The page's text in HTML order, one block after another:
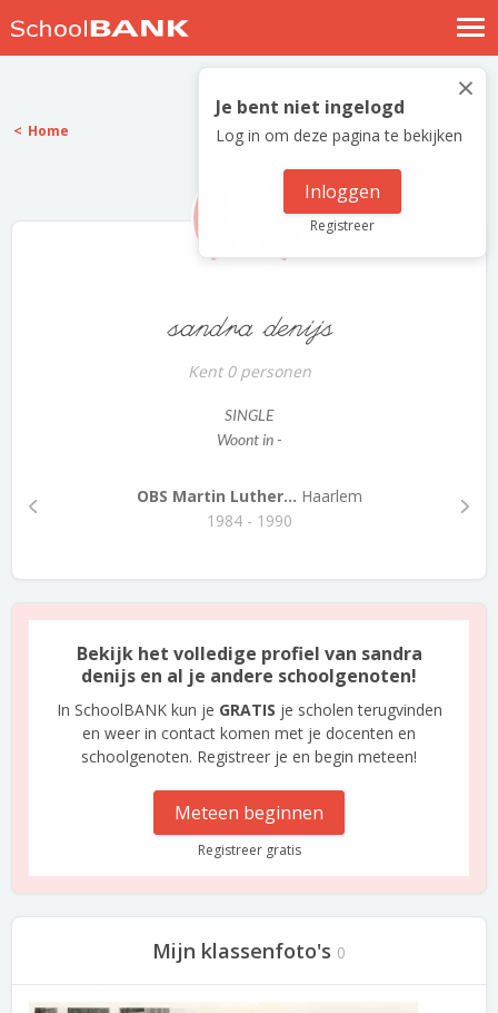
Nostalgische verhalen
Log in
Meld je gratis aan
×
Je bent niet ingelogd
Log in om deze pagina te bekijken
Inloggen
Registreer
Home
sandra denijs
Kent 0 personen
SINGLE
Woont in -
OBS Martin Luther... Haarlem
1984 - 1990
Bekijk het volledige profiel van sandra
denijs en al je andere schoolgenoten!
In SchoolBANK kun je GRATIS je scholen terugvinden
en weer in contact komen met je docenten en
schoolgenoten. Registreer je en begin meteen!
Meteen beginnen
Registreer gratis
Mijn klassenfoto's 0